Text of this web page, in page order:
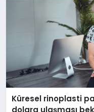
Küresel rinoplasti
dolara ulaşması